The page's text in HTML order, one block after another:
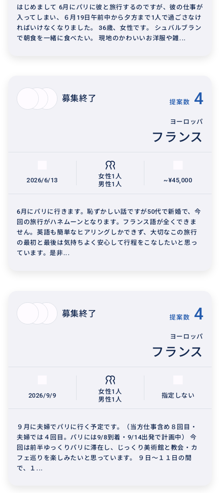
はじめまして 6月にパリに彼と旅行するのですが、彼の仕事が
入ってしまい、６月19日午前中から夕方まで1人で過ごさなけ
ればいけなくなりました。 36歳、女性です。 シュバルブラン
で朝食を一緒に食べたい。 現地のかわいいお洋服や雑...
募集終了 提案数 4
ヨーロッパ
フランス
2026/6/13
女性1人
男性1人
~¥45,000
6月にパリに行きます。恥ずかしい話ですが50代で新婚で、今
回の旅行がハネムーンとなります。フランス語が全くできま
せん。英語も簡単なヒアリングしかできず、大切なこの旅行
の最初と最後は気持ちよく安心して行程をこなしたいと思っ
ています。是非...
募集終了 提案数 4
ヨーロッパ
フランス
2026/9/9
女性1人
男性1人
指定しない
９月に夫婦でパリに行く予定です。（当方仕事含め８回目・
夫婦では４回目。パリには9/8到着・9/14出発で計画中） 今
回は前半ゆっくりパリに滞在し、じっくり美術館と教会・カ
フェ巡りを楽しみたいと思っています。 ９日～１１日の間
で、１...